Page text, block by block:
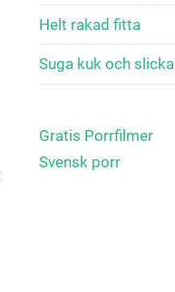
Helt rakad fitta
Suga kuk och
Gratis Porrfilmer
Svensk porr